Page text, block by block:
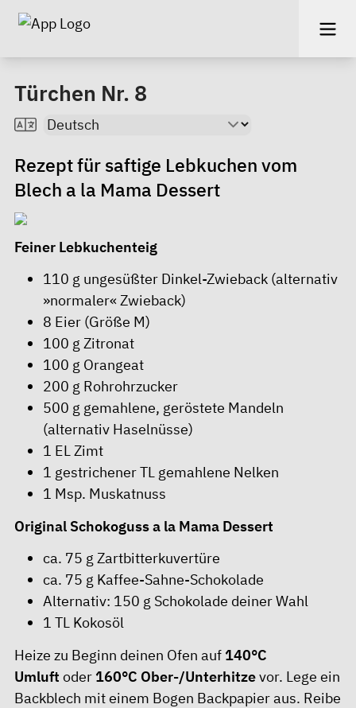
Türchen Nr. 8
Rezept für saftige Lebkuchen vom
Blech a la Mama Dessert
Feiner Lebkuchenteig
110 g ungesüßter Dinkel-Zwieback (alternativ
»normaler« Zwieback)
8 Eier (Größe M)
100 g Zitronat
100 g Orangeat
200 g Rohrohrzucker
500 g gemahlene, geröstete Mandeln
(alternativ Haselnüsse)
1 EL Zimt
1 gestrichener TL gemahlene Nelken
1 Msp. Muskatnuss
Original Schokoguss a la Mama Dessert
ca. 75 g Zartbitterkuvertüre
ca. 75 g Kaffee-Sahne-Schokolade
Alternativ: 150 g Schokolade deiner Wahl
1 TL Kokosöl
Heize zu Beginn deinen Ofen auf 140°C
Umluft oder 160°C Ober-/Unterhitzevor. Lege ein
Backblech mit einem Bogen Backpapier aus. Reibe